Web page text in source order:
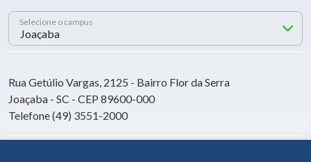
Selecione o campus
Rua Getúlio Vargas, 2125 - Bairro Flor da Serra
Joaçaba - SC - CEP 89600-000
Telefone (49) 3551-2000